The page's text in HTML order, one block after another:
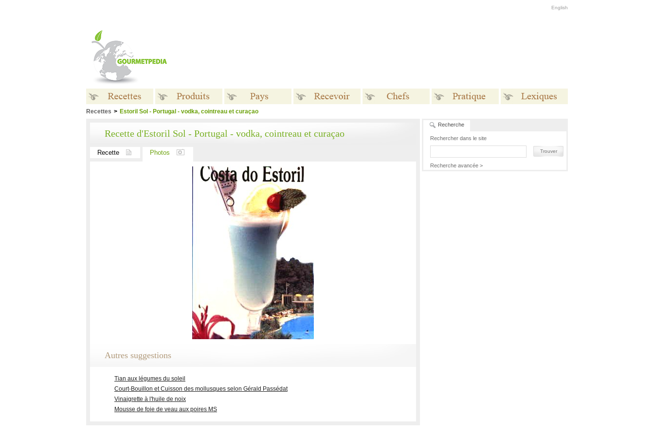
English
Recettes > Estoril Sol - Portugal - vodka, cointreau et curaçao
Recette d'Estoril Sol - Portugal - vodka, cointreau et curaçao
Recette Photos
Autres suggestions
Tian aux légumes du soleil
Court-Bouillon et Cuisson des mollusques selon Gérald Passédat
Vinaigrette à l'huile de noix
Mousse de foie de veau aux poires MS
Recherche
Rechercher dans le site
Trouver
Recherche avancée >
Recettes Produits Pratique